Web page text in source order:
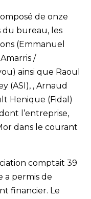
de onze
du bureau, les
(Emmanuel
/
ainsi que Raoul
(ASI), , Arnaud
Henique (Fidal)
l’entreprise,
dans le courant
comptait 39
a permis de
financier. Le